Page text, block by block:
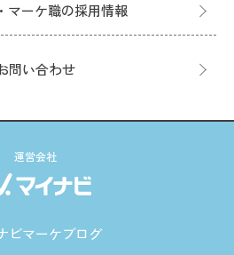
マーケ職の採用情報
問い合わせ
運営会社
ビマーケブログ